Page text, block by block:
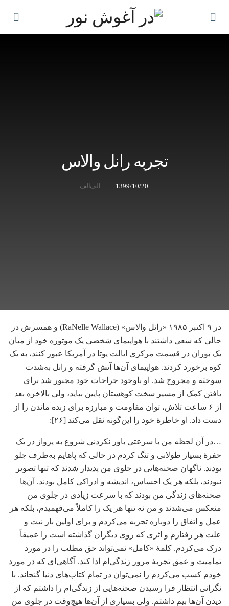
تجربه رانل والاس
1399/10/20
در ۹ اکتبر ۱۹۸۵ «رانل والاس» (RaNelle Wallace) و همسرش در
حالی که سعی داشتند با هواپیمای شخصی یک موتوره خود از میان
یک بوران در قسمت مرکزی ایالت یوتا در آمریکا عبور کنند، به یک
کوه برخورد کردند. هواپیمای آن‌ها آتش گرفته و رانل به‌شدت
سوخته و مجروح شد. او باوجود جراحات خود مجبور شد برای
یافتن کمک از مسیر سخت کوهستان پایین بیاید، ولی بالاخره بعد
از ۶ ساعت تلاش، توان مقاومت و مبارزه برای زنده ماندن را از
دست داد. او خاطرۀ خود را این‌گونه نقل می‌کند [۲۶]:
…در آن لحظه من با سرعتی باور نکردنی شروع به پرواز در یک
حفرۀ بسیار طولانی و تنگ کردم در حالی که پاهایم به‌طرف جلو
بودند. ناگهان صحنه‌هایی در جلوی من پدیدار شدند که تنها تصویر
نبودند، بلکه هر یک احساس، اندیشه و ادراکی کامل بودند. آن‌ها
صحنه‌های زندگی من بودند که با سرعت زیادی در جلوی من
منعکس می‌شدند و من نه تنها هر یک را کاملاً می‌فهمیدم، بلکه هر
عمل و اتفاق را دوباره تجربه می‌کردم و برای اولین بار نیت و
علت هر رفتارم و اثری که روی دیگران گذاشته است را عمیقاً
درک می‌کردم. کلمۀ «کامل» نمی‌تواند حق مطلب را در مورد
تمامیت و عمق تجربۀ مرور زندگی‌ام ادا کند. آگاهی‌ای که در مورد
خودم کسب می‌کردم را نمی‌توان در تمام کتاب‌های دنیا گنجاند. با
نگرانی انتظار فرا رسیدن صحنه‌هایی از زندگی‌ام را داشتم که از
دیدن آن‌ها بیم داشتم. ولی بسیاری از آن‌ها هیچ‌وقت در جلوی من